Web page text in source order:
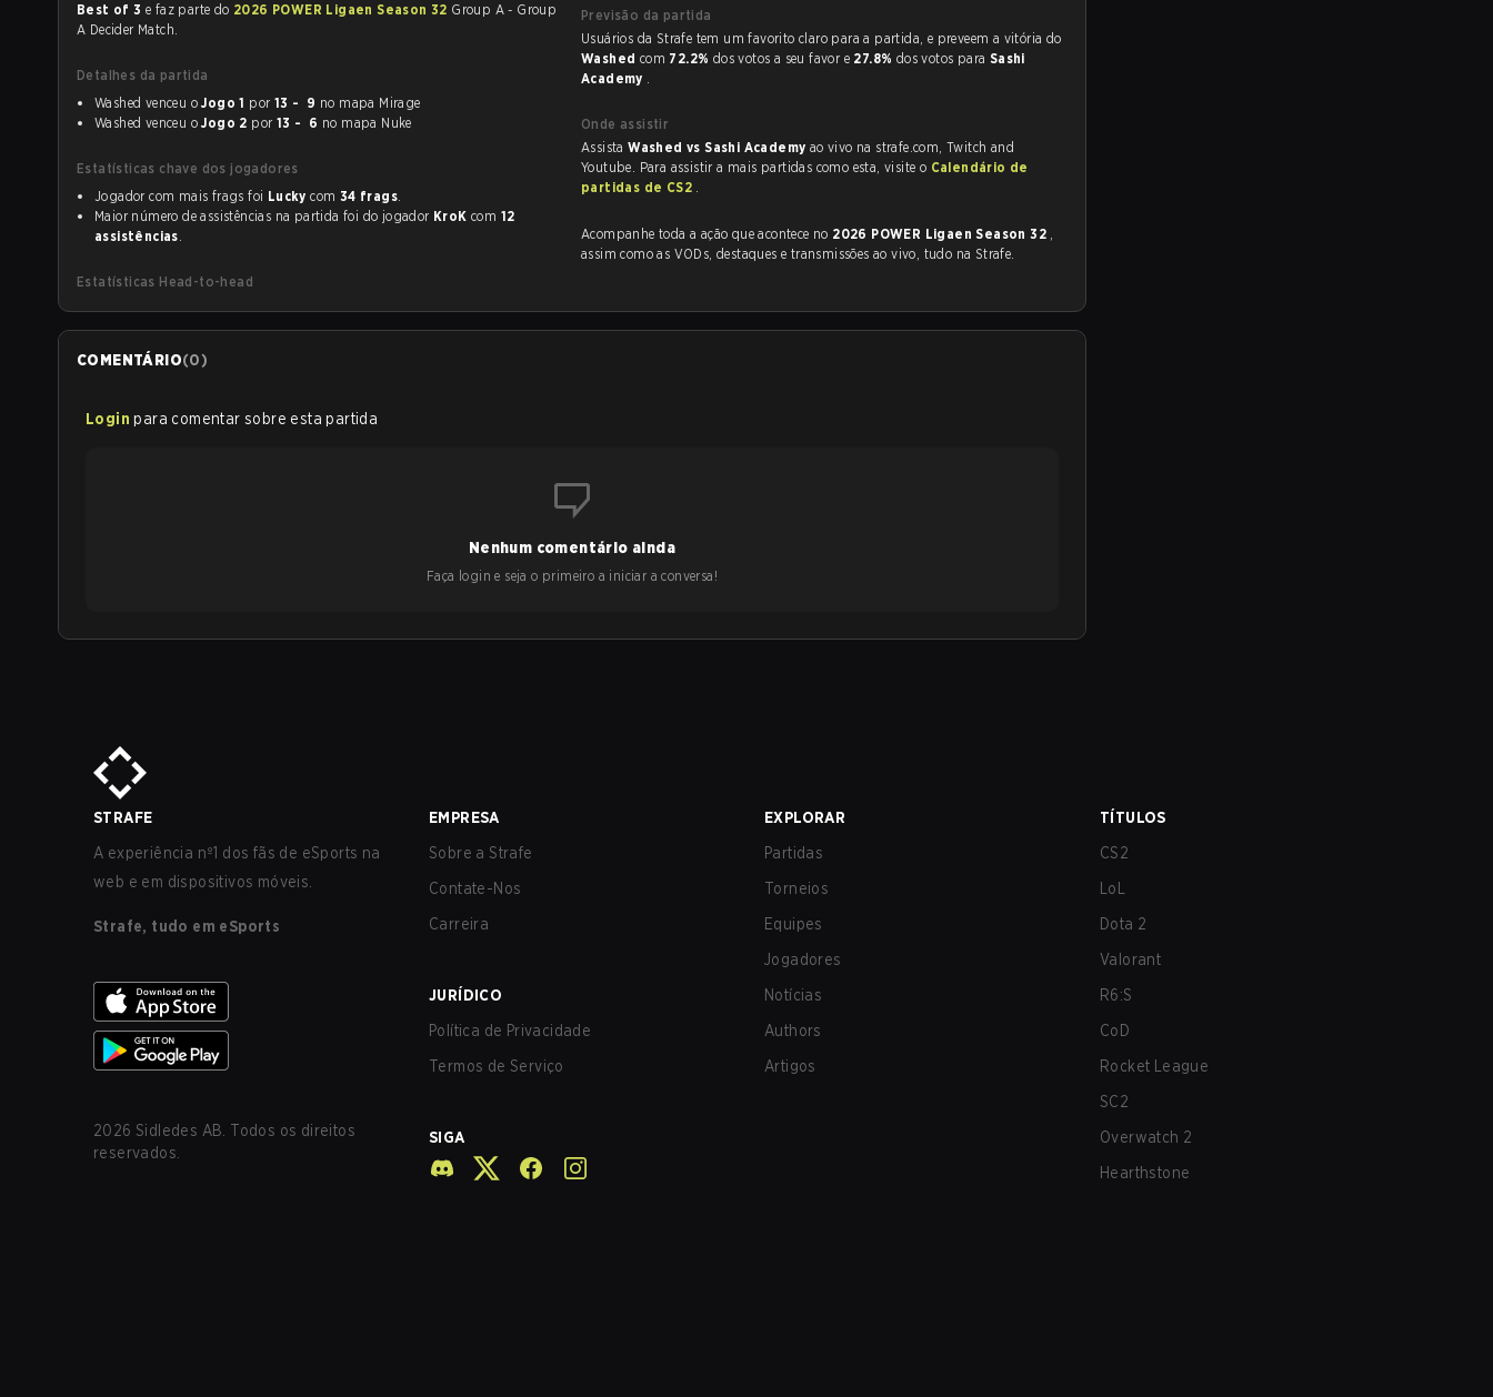
Best of 3 e faz parte do 2026 POWER Ligaen Season 32 Group A - Group
A Decider Match.
Detalhes da partida
Washed venceu oJogo 1 por 13 - 9 no mapa Mirage
Washed venceu oJogo 2 por 13 - 6 no mapa Nuke
Estatísticas chave dos jogadores
Jogador com mais frags foi Lucky com 34 frags.
Maior número de assistências na partida foi do jogador KroK com 12
assistências.
Estatísticas Head-to-head
Previsão da partida
Usuários da Strafe tem um favorito claro para a partida, e preveem a vitória do
Washed com 72.2% dos votos a seu favor e 27.8% dos votos para Sashi
Academy .
Onde assistir
AssistaWashed vs Sashi Academy ao vivo na strafe.com, Twitch and
Youtube. Para assistir a mais partidas como esta, visite o Calendário de
partidas de CS2 .
Acompanhe toda a ação que acontece no 2026 POWER Ligaen Season 32 ,
assim como as VODs, destaques e transmissões ao vivo, tudo na Strafe.
COMENTÁRIO(0)
Login para comentar sobre esta partida
Nenhum comentário ainda
Faça login e seja o primeiro a iniciar a conversa!
STRAFE
A experiência nº1 dos fãs de eSports na
web e em dispositivos móveis.
Strafe, tudo em eSports
2026 Sidledes AB. Todos os direitos
reservados.
EMPRESA
Sobre a Strafe
Contate-Nos
Carreira
JURÍDICO
Política de Privacidade
Termos de Serviço
SIGA
EXPLORAR
Partidas
Torneios
Equipes
Jogadores
Notícias
Authors
Artigos
TÍTULOS
CS2
LoL
Dota 2
Valorant
R6:S
CoD
Rocket League
SC2
Overwatch 2
Hearthstone